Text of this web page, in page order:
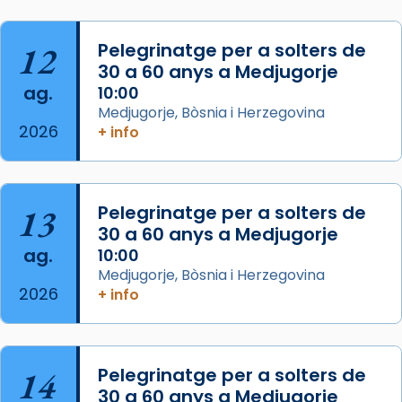
«Si vols saber què és calor, ves per les
Santes a Mataró»🥵.
Photo
View on Facebook · Share
2 weeks ago
Jaume, fill de Zebedeu, és juntament amb el
seu germà Joan i Pere un dels que
acompanyava més de prop Jesús.
Segons el llibre dels Fets (12,2) fou el primer
apòstol màrtir, decapitat a Jerusalem per
Herodes Agripa (vers l'any 44).
Patró de Galícia, després de les invasions
musulmanes fou venerat com a patró dels
12
ag.
2026
Pelegrinatge per a solters de
30 a 60 anys a Medjugorje
10:00
Medjugorje, Bòsnia i Herzegovina
+ info
13
ag.
2026
Pelegrinatge per a solters de
30 a 60 anys a Medjugorje
10:00
Medjugorje, Bòsnia i Herzegovina
+ info
14
Pelegrinatge per a solters de
30 a 60 anys a Medjugorje